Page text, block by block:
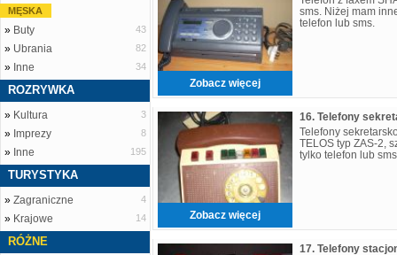
MĘSKA
» Buty 43
» Ubrania 82
» Inne 34
ROZRYWKA
» Kultura 3
» Imprezy 8
» Inne 195
TURYSTYKA
» Zagraniczne 4
» Krajowe 14
RÓŻNE
Zobacz więcej
sms. Niżej mam
telefon lub sms.
Zobacz więcej
Telefony
TELOS typ ZAS-2,
tylko telefon lub
17. Telefony